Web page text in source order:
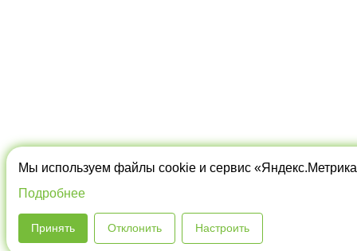
Мы используем файлы cookie и сервис
Подробнее
Принять Отклонить Настроить